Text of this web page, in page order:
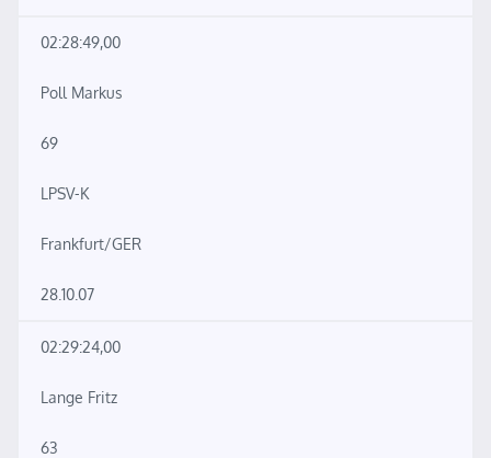
02:28:49,00
Poll Markus
69
LPSV-K
Frankfurt/GER
28.10.07
02:29:24,00
Lange Fritz
63